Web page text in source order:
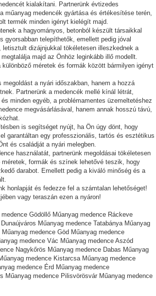
kialakítani. Partnerünk évtizedes
műanyag medencék gyártása és értékesítése terén,
termék minden igényt kielégít majd.
a hagyományos, betonból készült társaikkal
gyorsabban telepíthetők, emellett pedig jóval
letisztult dizájnjukkal tökéletesen illeszkednek a
majd az Önhöz leginkább illő modellt.
méretek és formák között bármilyen igényt
a nyári időszakban, hanem a hozzá
Partnerünk a medencék mellé kínál létrát,
minden egyéb, a problémamentes üzemeltetéshez
megvásárlásával, hanem annak hosszú távú,
is segítséget nyújt, ha Ön úgy dönt, hogy
garantáltan egy professzionális, tartós és esztétikus
és családját a nyári melegben.
használatát, partnerünk megoldásai tökéletesen
formák és színek lehetővé teszik, hogy
darabot. Emellett pedig a kiváló minőség és a
honlapját és fedezze fel a számtalan lehetőséget!
vagy teraszán ezen a nyáron!
Gödöllő Műanyag medence Ráckeve
Műanyag medence Tatabánya Műanyag
medence Göd Műanyag medence
medence Vác Műanyag medence Aszód
Nagykőrös Műanyag medence Dabas Műanyag
medence Kistarcsa Műanyag medence
medence Érd Műanyag medence
Műanyag medence Pilisvörösvár Műanyag medence